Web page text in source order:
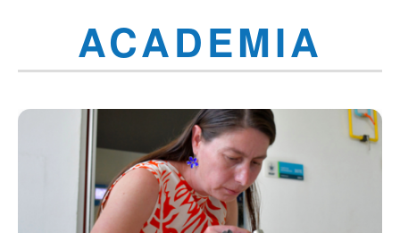
ACADEMIA